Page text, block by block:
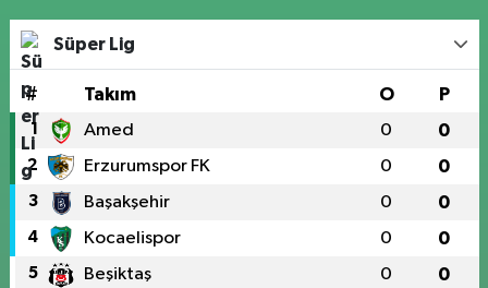
Süper Lig
# Takım O P
1 Amed 0 0
2 Erzurumspor FK 0 0
3 Başakşehir 0 0
4 Kocaelispor 0 0
5 Beşiktaş 0 0